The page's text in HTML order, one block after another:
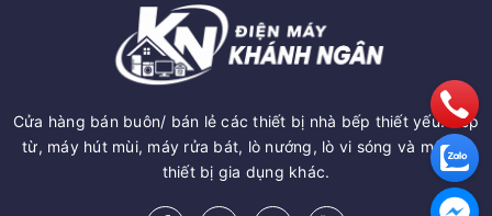
Cửa hàng bán buôn/ bán lẻ các thiết bị nhà bếp thiết yếu: Bếp
từ, máy hút mùi, máy rửa bát, lò nướng, lò vi sóng và một số
thiết bị gia dụng khác.